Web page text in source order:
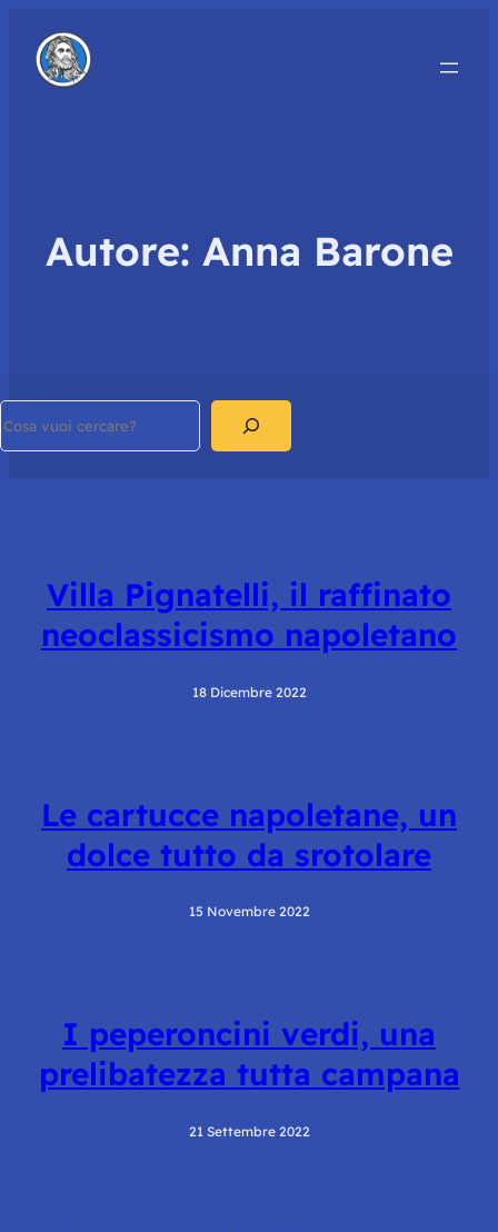
Autore: Anna Barone
Villa Pignatelli, il raffinato
neoclassicismo napoletano
18 Dicembre 2022
Le cartucce napoletane, un
dolce tutto da srotolare
15 Novembre 2022
I peperoncini verdi, una
prelibatezza tutta campana
21 Settembre 2022